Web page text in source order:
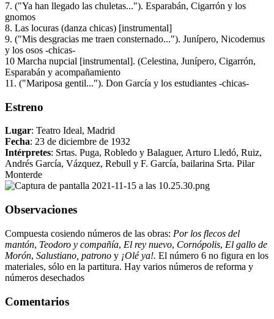
7. ("Ya han llegado las chuletas..."). Esparabán, Cigarrón y los
gnomos
8. Las locuras (danza chicas) [instrumental]
9. ("Mis desgracias me traen consternado..."). Junípero, Nicodemus
y los osos -chicas-
10 Marcha nupcial [instrumental]. (Celestina, Junípero, Cigarrón,
Esparabán y acompañamiento
11. ("Mariposa gentil..."). Don García y los estudiantes -chicas-
Estreno
Lugar: Teatro Ideal, Madrid
Fecha: 23 de diciembre de 1932
Intérpretes: Srtas. Puga, Robledo y Balaguer, Arturo Lledó, Ruiz,
Andrés García, Vázquez, Rebull y F. García, bailarina Srta. Pilar
Monterde
Observaciones
Compuesta cosiendo números de las obras: Por los flecos del
mantón, Teodoro y compañía, El rey nuevo, Cornópolis, El gallo de
Morón, Salustiano, patrono y ¡Olé ya!. El número 6 no figura en los
materiales, sólo en la partitura. Hay varios números de reforma y
números desechados
Comentarios